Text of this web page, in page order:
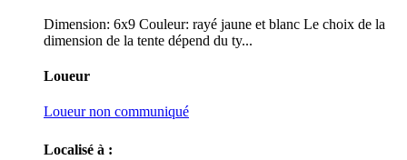
Dimension: 6x9 Couleur: rayé jaune et blanc Le choix de la
dimension de la tente dépend du ty...
Loueur
Loueur non communiqué
Localisé à :